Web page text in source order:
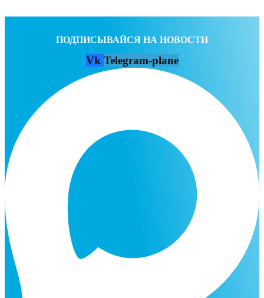
ПОДПИСЫВАЙСЯ НА НОВОСТИ
Vk Telegram-plane